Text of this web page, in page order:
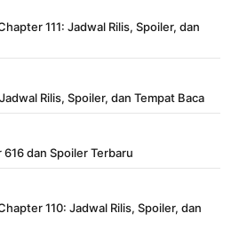
111: Jadwal Rilis, Spoiler, dan
Rilis, Spoiler, dan Tempat Baca
dan Spoiler Terbaru
110: Jadwal Rilis, Spoiler, dan